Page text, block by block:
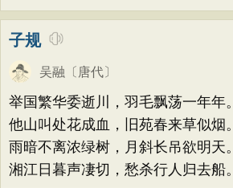
子规
吴融 〔唐代〕
举国繁华委逝川，羽毛飘荡一年年。
他山叫处花成血，旧苑春来草似烟。
雨暗不离浓绿树，月斜长吊欲明天。
湘江日暮声凄切，愁杀行人归去船。